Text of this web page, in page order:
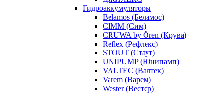
Гидроаккумуляторы
Belamos (Беламос)
CIMM (Сим)
CRUWA by Ören (Крува)
Reflex (Рефлекс)
STOUT (Стаут)
UNIPUMP (Юнипамп)
VALTEC (Валтек)
Varem (Варем)
Wester (Вестер)